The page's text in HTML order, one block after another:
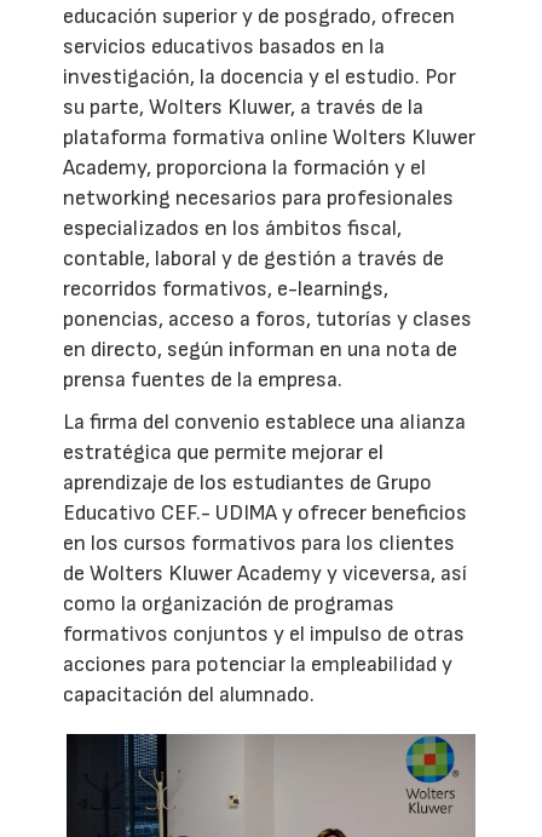
educación superior y de posgrado, ofrecen
servicios educativos basados en la
investigación, la docencia y el estudio. Por
su parte, Wolters Kluwer, a través de la
plataforma formativa online Wolters Kluwer
Academy, proporciona la formación y el
networking necesarios para profesionales
especializados en los ámbitos fiscal,
contable, laboral y de gestión a través de
recorridos formativos, e-learnings,
ponencias, acceso a foros, tutorías y clases
en directo, según informan en una nota de
prensa fuentes de la empresa.
La firma del convenio establece una alianza
estratégica que permite mejorar el
aprendizaje de los estudiantes de Grupo
Educativo CEF.- UDIMA y ofrecer beneficios
en los cursos formativos para los clientes
de Wolters Kluwer Academy y viceversa, así
como la organización de programas
formativos conjuntos y el impulso de otras
acciones para potenciar la empleabilidad y
capacitación del alumnado.